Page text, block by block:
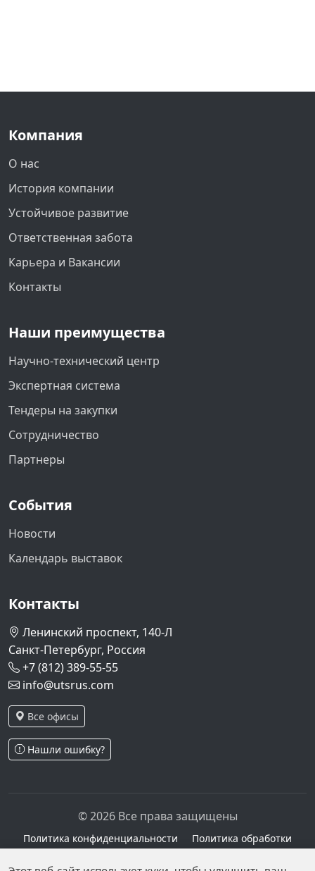
Компания
О нас
История компании
Устойчивое развитие
Ответственная забота
Карьера и Вакансии
Контакты
Наши преимущества
Научно-технический центр
Экспертная система
Тендеры на закупки
Сотрудничество
Партнеры
События
Новости
Календарь выставок
Контакты
Ленинский проспект, 140-Л
Санкт-Петербург, Россия
+7 (812) 389-55-55
info@utsrus.com
Все офисы
Нашли ошибку?
© 2026 Все права защищены
Политика конфиденциальности
Политика обработки
персональных данных